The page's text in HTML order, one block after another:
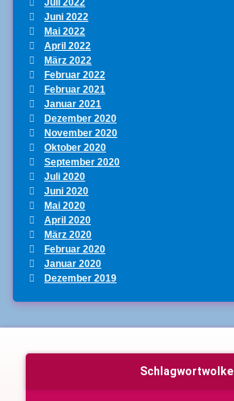
Juli 2022
Juni 2022
Mai 2022
April 2022
März 2022
Februar 2022
Februar 2021
Januar 2021
Dezember 2020
November 2020
Oktober 2020
September 2020
Juli 2020
Juni 2020
Mai 2020
April 2020
März 2020
Februar 2020
Januar 2020
Dezember 2019
Schlagwortwolke